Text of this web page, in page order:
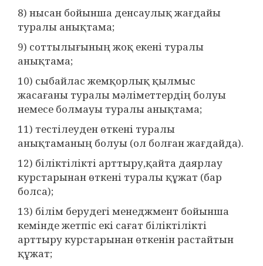
8) нысан бойынша денсаулық жағдайы
туралы анықтама;
9) соттылығының жоқ екені туралы
анықтама;
10) сыбайлас жемқорлық қылмыс
жасағаны туралы мәліметтердің болуы
немесе болмауы туралы анықтама;
11) тестілеуден өткені туралы
анықтаманың болуы (ол болған жағдайда).
12) біліктілікті арттыру,қайта даярлау
курстарынан өткені туралы құжат (бар
болса);
13) білім берудегі менеджмент бойынша
кемінде жетпіс екі сағат біліктілікті
арттыру курстарынан өткенін растайтын
құжат;